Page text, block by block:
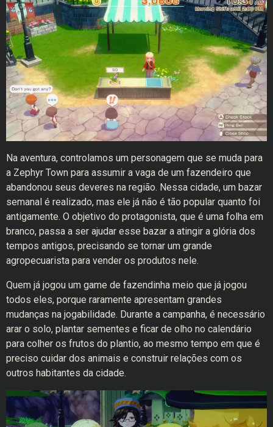
Na aventura, controlamos um personagem que se muda para
a Zephyr Town para assumir a vaga de um fazendeiro que
abandonou seus deveres na região. Nessa cidade, um bazar
semanal é realizado, mas ele já não é tão popular quanto foi
antigamente. O objetivo do protagonista, que é uma folha em
branco, passa a ser ajudar esse bazar a atingir a glória dos
tempos antigos, precisando se tornar um grande
agropecuarista para vender os produtos nele.
Quem já jogou um game de fazendinha meio que já jogou
todos eles, porque raramente apresentam grandes
mudanças na jogabilidade. Durante a campanha, é necessário
arar o solo, plantar sementes e ficar de olho no calendário
para colher os frutos do plantio, ao mesmo tempo em que é
preciso cuidar dos animais e construir relações com os
outros habitantes da cidade.